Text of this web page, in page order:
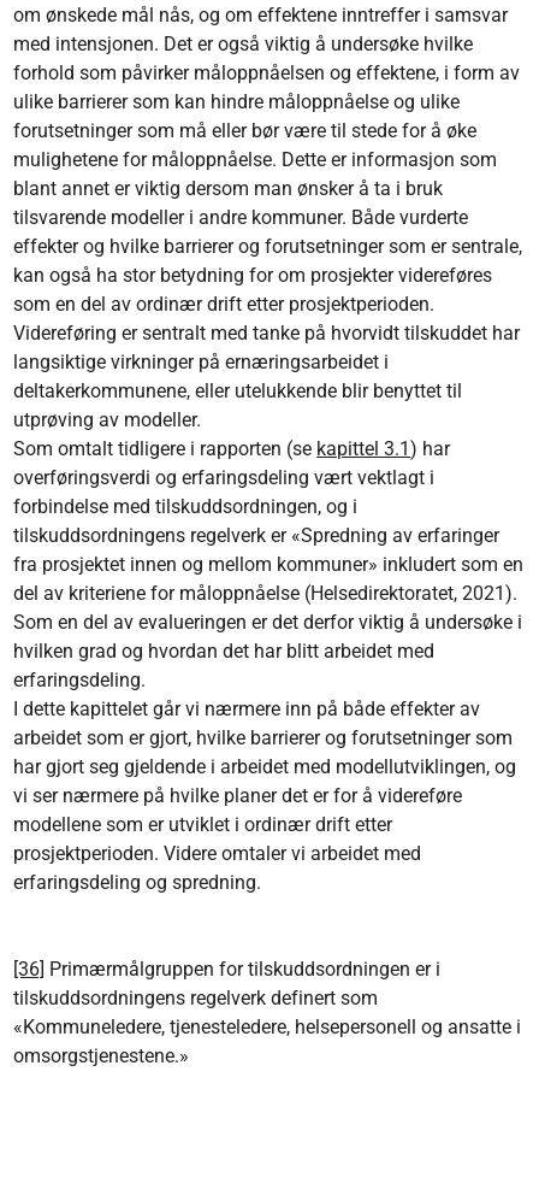
om ønskede mål nås, og om effektene inntreffer i samsvar
med intensjonen. Det er også viktig å undersøke hvilke
forhold som påvirker måloppnåelsen og effektene, i form av
ulike barrierer som kan hindre måloppnåelse og ulike
forutsetninger som må eller bør være til stede for å øke
mulighetene for måloppnåelse. Dette er informasjon som
blant annet er viktig dersom man ønsker å ta i bruk
tilsvarende modeller i andre kommuner. Både vurderte
effekter og hvilke barrierer og forutsetninger som er sentrale,
kan også ha stor betydning for om prosjekter videreføres
som en del av ordinær drift etter prosjektperioden.
Videreføring er sentralt med tanke på hvorvidt tilskuddet har
langsiktige virkninger på ernæringsarbeidet i
deltakerkommunene, eller utelukkende blir benyttet til
utprøving av modeller.
Som omtalt tidligere i rapporten (se kapittel 3.1) har
overføringsverdi og erfaringsdeling vært vektlagt i
forbindelse med tilskuddsordningen, og i
tilskuddsordningens regelverk er «Spredning av erfaringer
fra prosjektet innen og mellom kommuner» inkludert som en
del av kriteriene for måloppnåelse (Helsedirektoratet, 2021).
Som en del av evalueringen er det derfor viktig å undersøke i
hvilken grad og hvordan det har blitt arbeidet med
erfaringsdeling.
I dette kapittelet går vi nærmere inn på både effekter av
arbeidet som er gjort, hvilke barrierer og forutsetninger som
har gjort seg gjeldende i arbeidet med modellutviklingen, og
vi ser nærmere på hvilke planer det er for å videreføre
modellene som er utviklet i ordinær drift etter
prosjektperioden. Videre omtaler vi arbeidet med
erfaringsdeling og spredning.
[36] Primærmålgruppen for tilskuddsordningen er i
tilskuddsordningens regelverk definert som
«Kommuneledere, tjenesteledere, helsepersonell og ansatte i
omsorgstjenestene.»